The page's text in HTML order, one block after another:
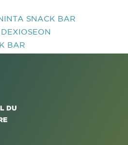
SNACK BAR
BAR
DU